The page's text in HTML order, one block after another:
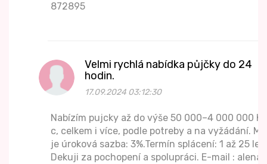
872895
Velmi rychlá nabídka půjčky do 24
hodin.
17.09.2024 03:12:30
Nabízím pujcky až do výše 50 000–4 000 000 K
c, celkem i více, podle potreby a na vyžádání. Mo
je úroková sazba: 3%.Termín splácení: 1 až 25 let.
Dekuji za pochopení a spolupráci. E-mail : alena.